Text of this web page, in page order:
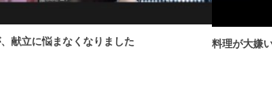
献立に悩まなくなりました 料理が大嫌